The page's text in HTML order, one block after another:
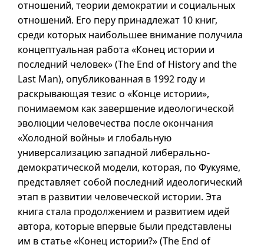
отношений, теории демократии и социальных
отношений. Его перу принадлежат 10 книг,
среди которых наибольшее внимание получила
концептуальная работа «Конец истории и
последний человек» (The End of History and the
Last Man), опубликованная в 1992 году и
раскрывающая тезис о «Конце истории»,
понимаемом как завершение идеологической
эволюции человечества после окончания
«Холодной войны» и глобальную
универсализацию западной либерально-
демократической модели, которая, по Фукуяме,
представляет собой последний идеологический
этап в развитии человеческой истории. Эта
книга стала продолжением и развитием идей
автора, которые впервые были представлены
им в статье «Конец истории?» (The End of